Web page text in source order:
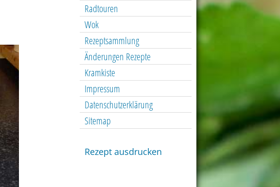
Radtouren
Wok
Rezeptsammlung
Änderungen Rezepte
Kramkiste
Impressum
Datenschutzerklärung
Sitemap
Rezept ausdrucken